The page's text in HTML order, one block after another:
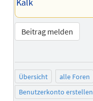
Kalk
Beitrag melden
Übersicht alle Foren
Benutzerkonto erstellen